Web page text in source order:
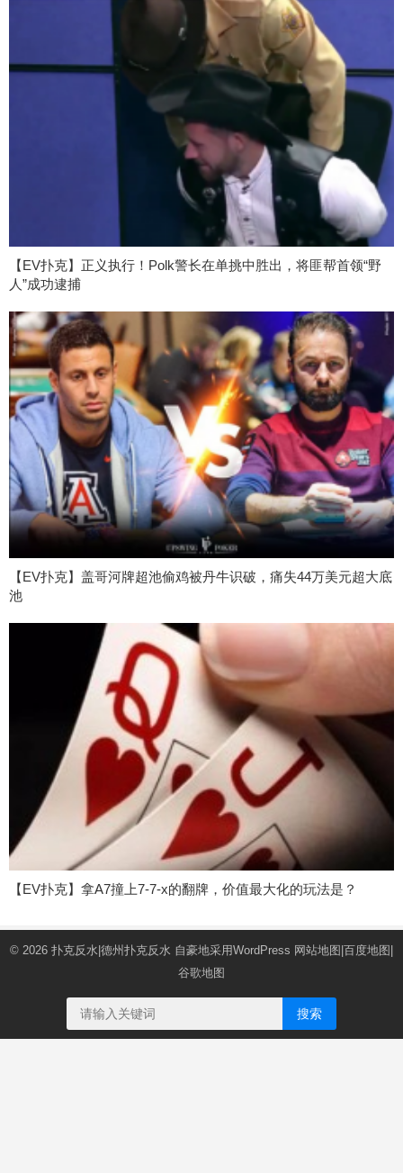
【EV扑克】正义执行！Polk警长在单挑中胜出，将匪帮首领“野
人”成功逮捕
【EV扑克】盖哥河牌超池偷鸡被丹牛识破，痛失44万美元超大底
池
【EV扑克】拿A7撞上7-7-x的翻牌，价值最大化的玩法是？
© 2026 扑克反水|德州扑克反水 自豪地采用WordPress 网站地图 百度地图
谷歌地图
搜索